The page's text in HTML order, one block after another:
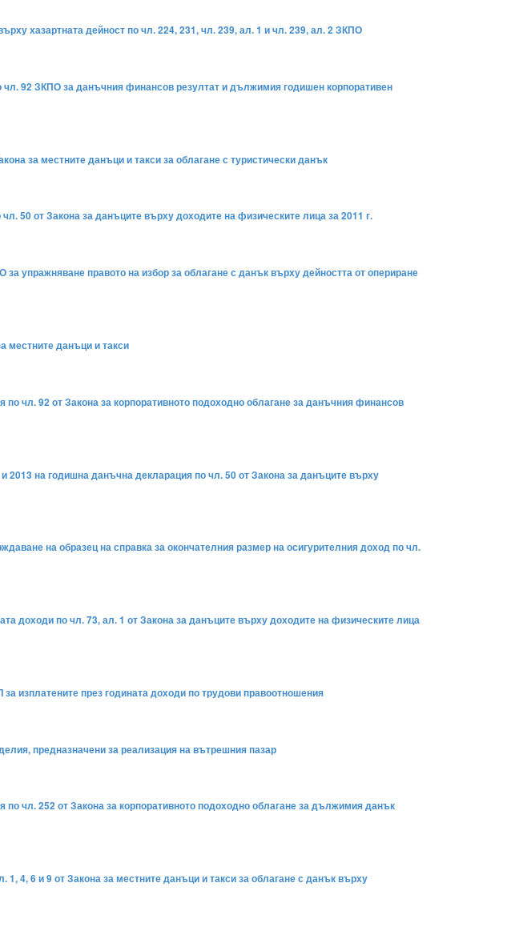
хазартната дейност по чл. 224, 231, чл. 239, ал. 1 и чл. 239, ал. 2 ЗКПО
92 ЗКПО за данъчния финансов резултат и дължимия годишен корпоративен
за местните данъци и такси за облагане с туристически данък
50 от Закона за данъците върху доходите на физическите лица за 2011 г.
упражняване правото на избор за облагане с данък върху дейността от опериране
местните данъци и такси
чл. 92 от Закона за корпоративното подоходно облагане за данъчния финансов
на годишна данъчна декларация по чл. 50 от Закона за данъците върху
на образец на справка за окончателния размер на осигурителния доход по чл.
доходи по чл. 73, ал. 1 от Закона за данъците върху доходите на физическите лица
изплатените през годината доходи по трудови правоотношения
предназначени за реализация на вътрешния пазар
чл. 252 от Закона за корпоративното подоходно облагане за дължимия данък
4, 6 и 9 от Закона за местните данъци и такси за облагане с данък върху